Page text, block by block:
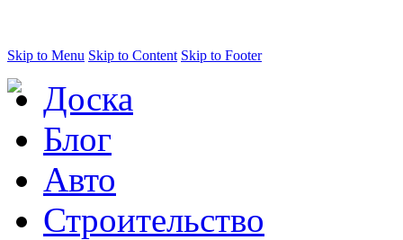
Skip to Menu Skip to Content Skip to Footer
Доска
Блог
Авто
Строительство